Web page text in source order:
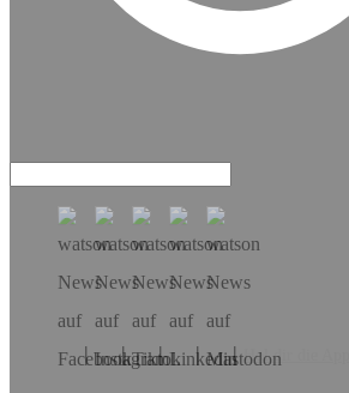
Hol dir die App!